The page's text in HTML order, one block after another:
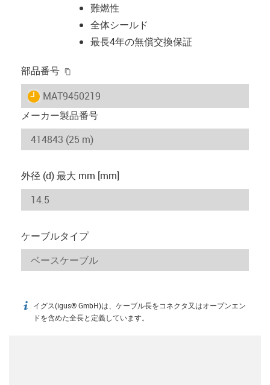
難燃性
全体シールド
最長4年の無償交換保証
部品番号
igus-icon-lieferzeit
MAT9450219
メーカー製品番号
外径 (d) 最大 mm [mm]
ケーブルタイプ
igus-icon-info
イグス(igus® GmbH)は、ケーブル長をコネクタ又はオープンエン
ドを含めた全長と定義しています。